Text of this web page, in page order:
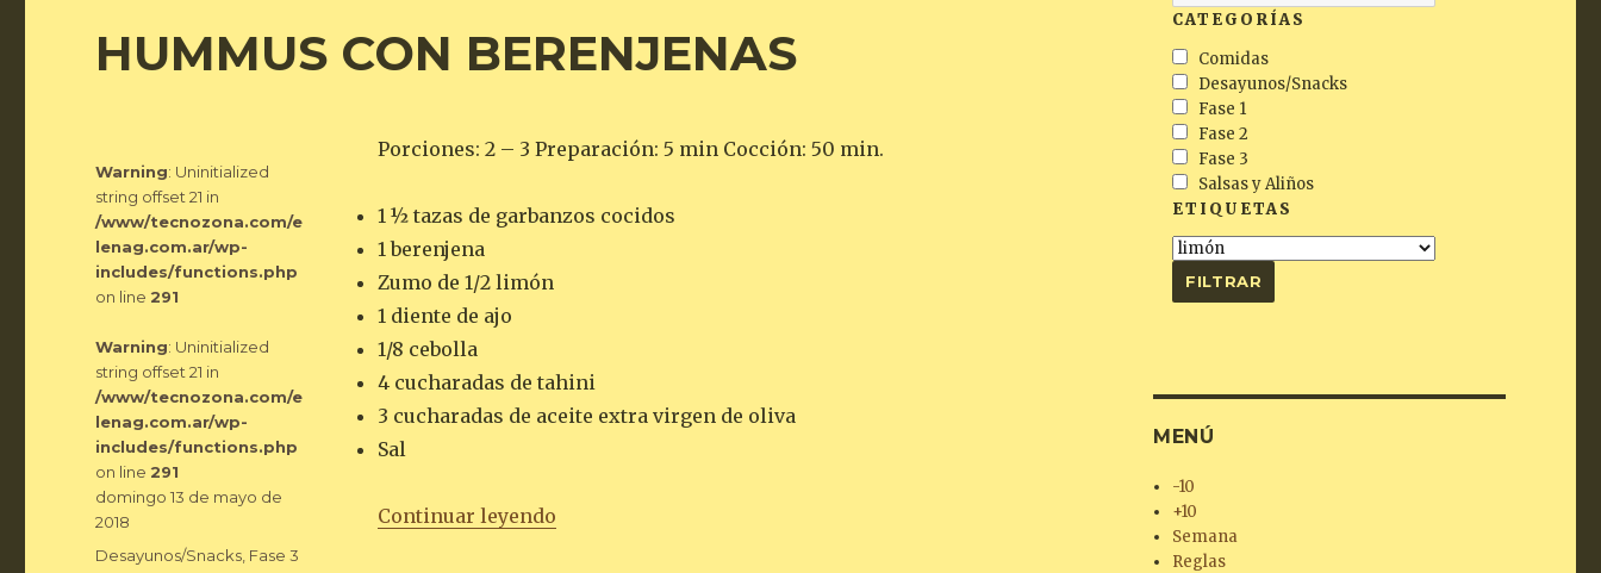
HUMMUS CON BERENJENAS
Porciones: 2 – 3 Preparación: 5 min Cocción: 50 min.
1 ½ tazas de garbanzos cocidos
1 berenjena
Zumo de 1/2 limón
1 diente de ajo
1/8 cebolla
4 cucharadas de tahini
3 cucharadas de aceite extra virgen de oliva
Sal
Continuar leyendo«HUMMUS CON BERENJENAS»
Warning: Uninitialized
string offset 21 in
/www/tecnozona.com/e
lenag.com.ar/wp-
includes/functions.php
on line 291
Warning: Uninitialized
string offset 21 in
/www/tecnozona.com/e
lenag.com.ar/wp-
includes/functions.php
on line 291
Publicado
el
domingo 13 de mayo de
2018
Categorías
Desayunos/Snacks Fase 3
CATEGORÍAS
Comidas
Desayunos/Snacks
Fase 1
Fase 2
Fase 3
Salsas y Aliños
ETIQUETAS
MENÚ
-10
+10
Semana
Reglas